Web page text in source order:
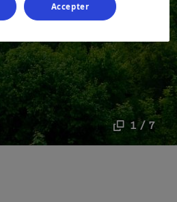
1 / 7
Accepter